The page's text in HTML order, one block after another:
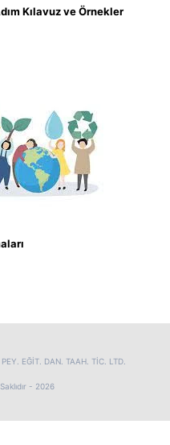
Kılavuz ve Örnekler
EĞİT. DAN. TAAH. TİC. LTD.
- 2026